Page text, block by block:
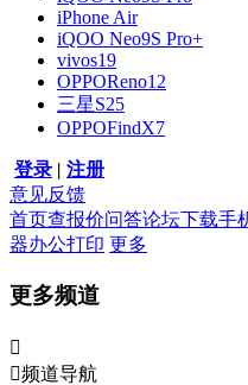
iPhone Air
iQOO Neo9S Pro+
vivos19
OPPOReno12
三星S25
OPPOFindX7
登录
注册
意见反馈
首页查报价问答论坛 下载手
器办公打印 更多
更多频道

频道导航